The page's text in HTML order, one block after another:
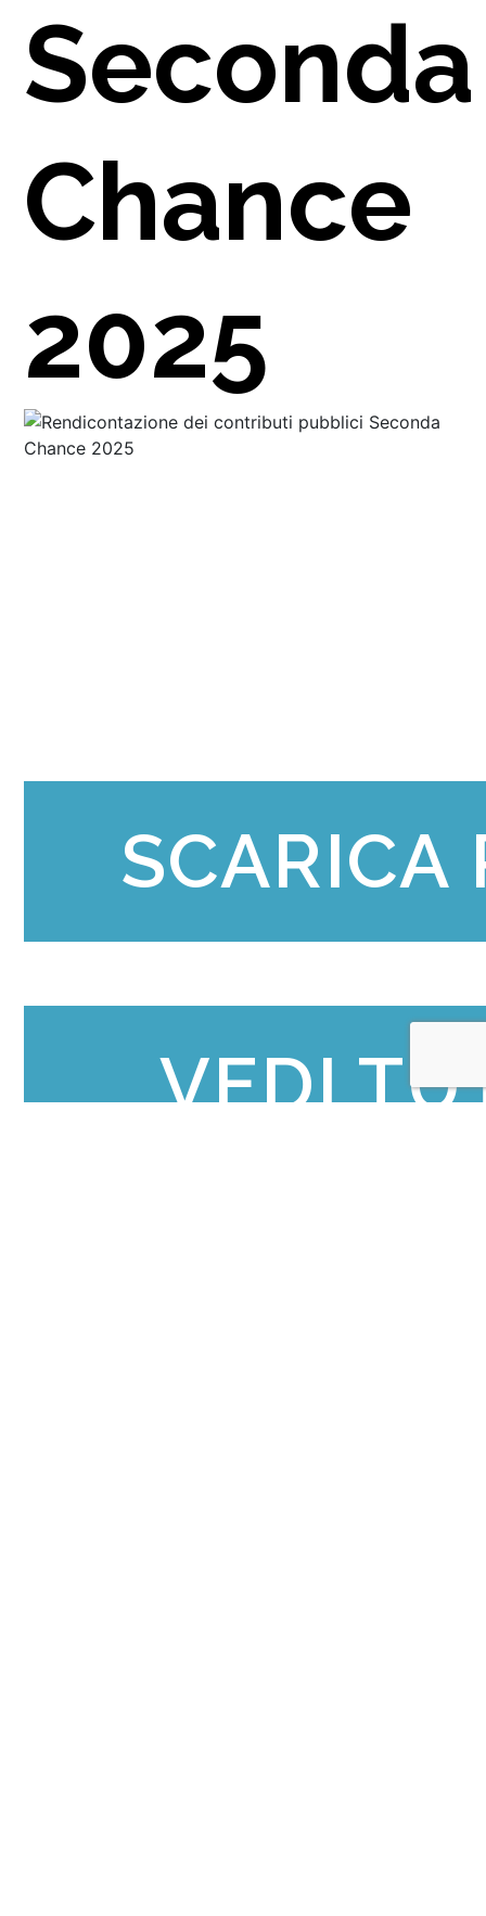
Seconda
Chance
2025
SCARICA
VEDI